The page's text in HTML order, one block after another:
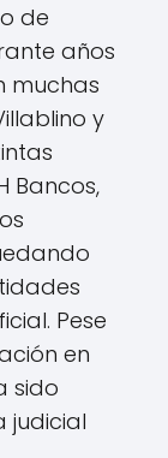
de
años
muchas
y
Bancos,
Pese
en
sido
judicial